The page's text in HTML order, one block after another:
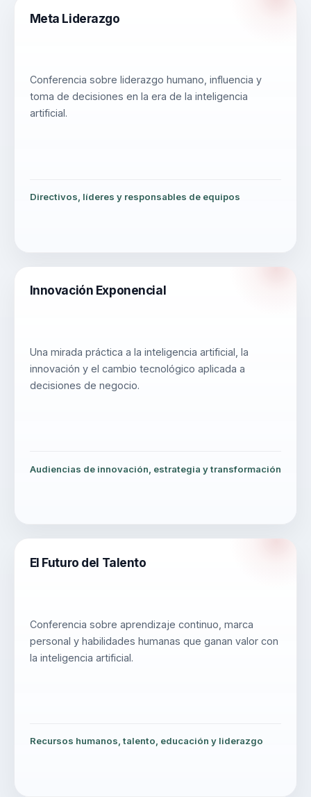
Meta Liderazgo
Conferencia sobre liderazgo humano, influencia y
toma de decisiones en la era de la inteligencia
artificial.
Directivos, líderes y responsables de equipos
Innovación Exponencial
Una mirada práctica a la inteligencia artificial, la
innovación y el cambio tecnológico aplicada a
decisiones de negocio.
Audiencias de innovación, estrategia y transformación
El Futuro del Talento
Conferencia sobre aprendizaje continuo, marca
personal y habilidades humanas que ganan valor con
la inteligencia artificial.
Recursos humanos, talento, educación y liderazgo